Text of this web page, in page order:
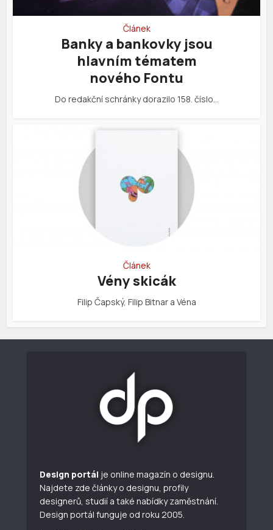
Článek
Banky a bankovky jsou
hlavním tématem
nového Fontu
Do redakční schránky dorazilo 158. číslo…
Článek
Vény skicák
Filip Čapský, Filip Bitnar a Véna
Design portál je online magazín o designu.
Najdete zde články o designu, profily
designerů, studií a také nabídky zaměstnání.
Design portál funguje od roku 2005.